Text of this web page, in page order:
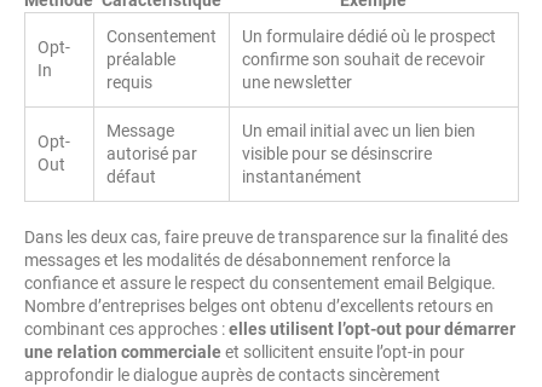
Opt-
In
Consentement
préalable
requis
Un formulaire dédié où le prospect
confirme son souhait de recevoir
une newsletter
Opt-
Out
Message
autorisé par
défaut
Un email initial avec un lien bien
visible pour se désinscrire
instantanément
Dans les deux cas, faire preuve de transparence sur la finalité des
messages et les modalités de désabonnement renforce la
confiance et assure le respect du consentement email Belgique.
Nombre d’entreprises belges ont obtenu d’excellents retours en
combinant ces approches :elles utilisent l’opt-out pour démarrer
une relation commercialeet sollicitent ensuite l’opt-in pour
approfondir le dialogue auprès de contacts sincèrement